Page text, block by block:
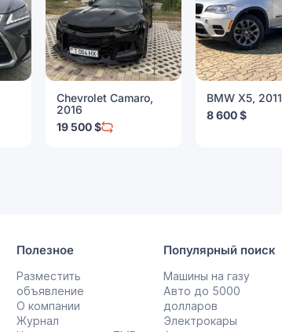
Chevrolet Camaro,
2016
19 500 $
BMW X5, 2011
8 600 $
Полезное
Разместить
объявление
О компании
Журнал
Популярный поиск
Машины на газу
Авто до 5000
долларов
Электрокары